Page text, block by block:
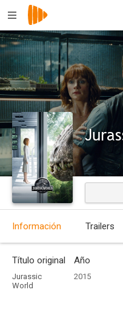
Información Trailers
Título original
Jurassic
World
Año
2015